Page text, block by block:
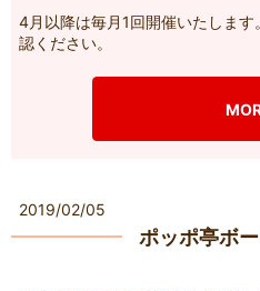
4月以降は毎月1回開催いたしま
認ください。
2019/02/05
ポッポ亭ボ